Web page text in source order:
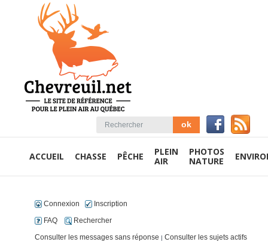
ACCUEIL CHASSE PÊCHE
PLEIN
AIR
PHOTOS
NATURE
Connexion
Inscription
FAQ
Rechercher
Consulter les messages sans réponse | Consulter les sujets actifs